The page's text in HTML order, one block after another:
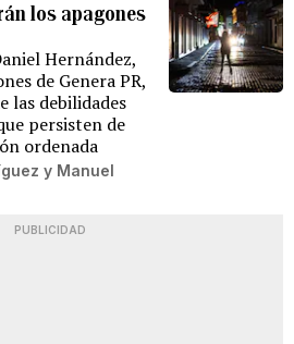
los apagones
Hernández,
de Genera PR,
las debilidades
persisten de
ordenada
y Manuel
PUBLICIDAD